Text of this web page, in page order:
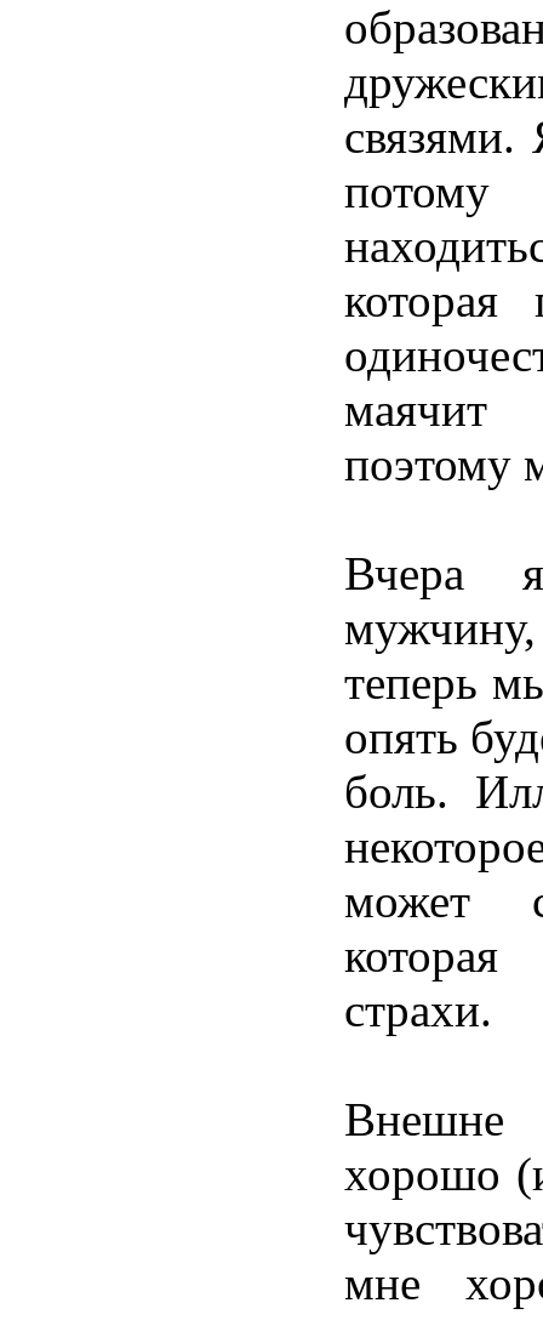
связями.
потому
которая
маячит
поэтому
Вчера
мужчину
теперь
опять
боль.
может
которая
страхи.
Внешне
хорошо
мне